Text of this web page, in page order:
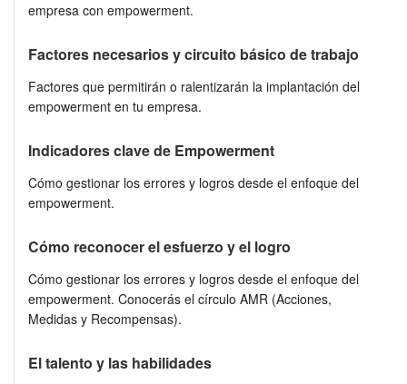
empresa con empowerment.
Factores necesarios y circuito básico de trabajo
Factores que permitirán o ralentizarán la implantación del
empowerment en tu empresa.
Indicadores clave de Empowerment
Cómo gestionar los errores y logros desde el enfoque del
empowerment.
Cómo reconocer el esfuerzo y el logro
Cómo gestionar los errores y logros desde el enfoque del
empowerment. Conocerás el círculo AMR (Acciones,
Medidas y Recompensas).
El talento y las habilidades